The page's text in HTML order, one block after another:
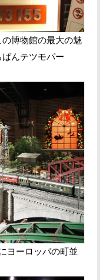
博物館の最大の魅
んテツモパー
ヨーロッパの町並